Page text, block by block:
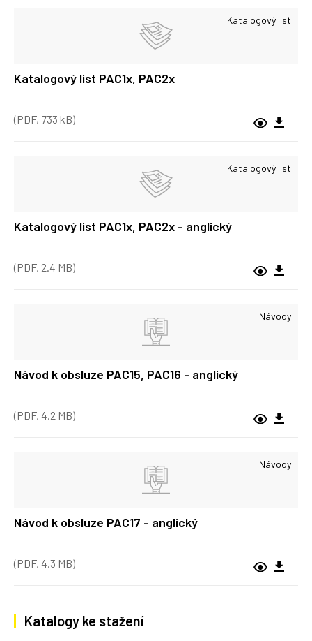
Katalogový list
Katalogový list PAC1x, PAC2x
(PDF, 733 kB)
Katalogový list
Katalogový list PAC1x, PAC2x - anglický
(PDF, 2.4 MB)
Návody
Návod k obsluze PAC15, PAC16 - anglický
(PDF, 4.2 MB)
Návody
Návod k obsluze PAC17 - anglický
(PDF, 4.3 MB)
Katalogy ke stažení